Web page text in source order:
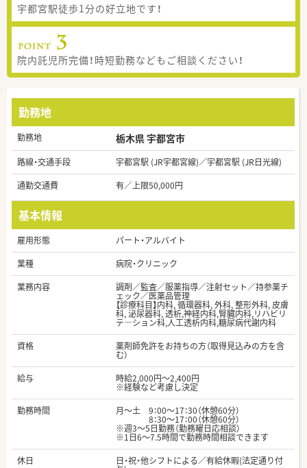
宇都宮駅徒歩1分の好立地です！
院内託児所完備！時短勤務などもご相談ください！
勤務地
勤務地 栃木県 宇都宮市
路線・交通手段
宇都宮駅 (JR宇都宮線)／宇都宮駅 (JR日光線)
通勤交通費
有／上限50,000円
基本情報
雇用形態
パート・アルバイト
業種
病院・クリニック
業務内容
調剤／監査／服薬指導／注射セット／持参薬チ
ェック／医薬品管理
【診療科目】内科, 循環器科, 外科, 整形外科, 皮膚
科, 泌尿器科, 透析,神経内科,腎臓内科,リハビリ
テ―ション科,人工透析内科,糖尿病代謝内科
資格
薬剤師免許をお持ちの方（取得見込みの方を含
む）
給与
時給2,000円～2,400円
※経験など考慮し決定
勤務時間
月～土 9：00～17：30（休憩60分）
8：30～17：00（休憩60分）
※週3～5日勤務（勤務曜日応相談）
※1日6～7.5時間で勤務時間相談できます
休日
日・祝・他シフトによる／有給休暇(法定通り付